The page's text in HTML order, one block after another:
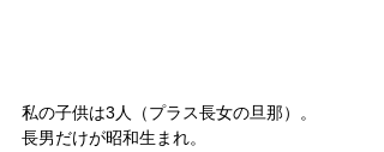
私の子供は3人（プラス長女の旦那）。
長男だけが昭和生まれ。